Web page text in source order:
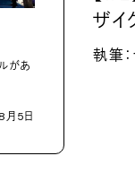
があ
5日
ザイ
執筆